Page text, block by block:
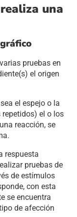
una
pruebas en
el origen
el espejo o la
repetidos) el o los
reacción, se
respuesta
pruebas de
de estímulos
con esta
se encuentra
de afección